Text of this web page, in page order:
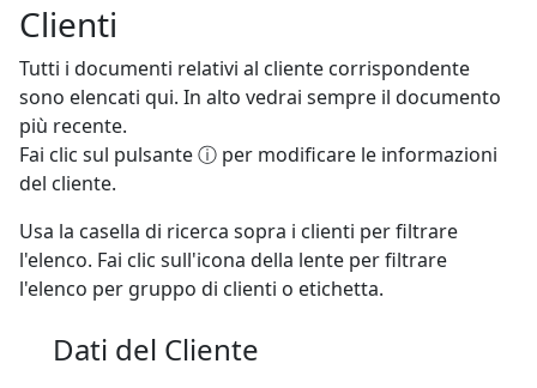
Clienti
Tutti i documenti relativi al cliente corrispondente
sono elencati qui. In alto vedrai sempre il documento
più recente.
Fai clic sul pulsante ⓘ per modificare le informazioni
del cliente.
Usa la casella di ricerca sopra i clienti per filtrare
l'elenco. Fai clic sull'icona della lente per filtrare
l'elenco per gruppo di clienti o etichetta.
Dati del Cliente